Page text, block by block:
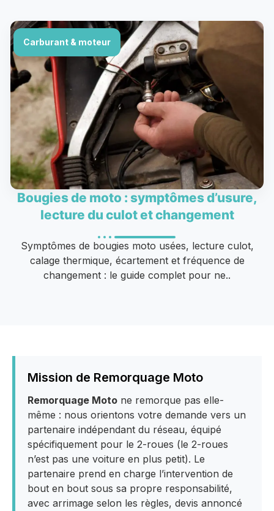
Carburant & moteur
Bougies de moto : symptômes d’usure,
lecture du culot et changement
Symptômes de bougies moto usées, lecture culot,
calage thermique, écartement et fréquence de
changement : le guide complet pour ne..
Mission de Remorquage Moto
Remorquage Moto ne remorque pas elle-
même : nous orientons votre demande vers un
partenaire indépendant du réseau, équipé
spécifiquement pour le 2-roues (le 2-roues
n’est pas une voiture en plus petit). Le
partenaire prend en charge l’intervention de
bout en bout sous sa propre responsabilité,
avec arrimage selon les règles, devis annoncé